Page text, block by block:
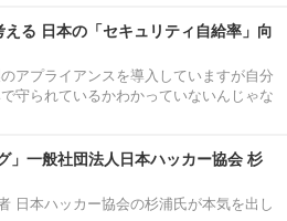
る 日本の「セキュリティ自給率」向
アプライアンスを導入していますが自分
守られているかわかっていないんじゃな
」一般社団法人日本ハッカー協会 杉
日本ハッカー協会の杉浦氏が本気を出し